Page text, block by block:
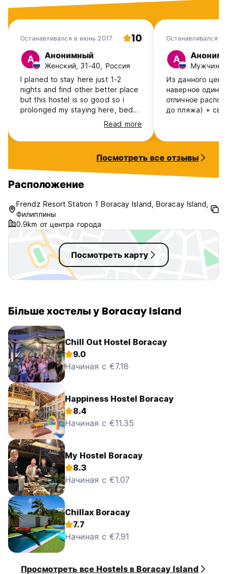
Останавливался в июнь 2017 10
А Анонимный
Женский, 31-40, Россия
I planed to stay here just 1-2
nights and find other better place
but this hostel is so good so i
prolonged my staying here, beds
are comfortable, air con rooms,
hot water in shower, clean, good
and cheap food in lobby, i like
boat trip that was organised by
staff, i will be back for sure!
Read more
Останавливался в
А
Мужчина,
Из данного
наверное один
отличное
до пляжа) +
цена=качество. Отличная
за этого
Ко мне
с 4* отелей -у
блеск - то это
приключениям-
Посмотреть все отзывы
Расположение
Frendz Resort Station 1 Boracay Island, Boracay Island,
Филиппины
0.9km от центра города
Посмотреть карту
Більше хостелы у Boracay Island
Chill Out Hostel Boracay
9.0
Начиная с €7.18
Happiness Hostel Boracay
8.4
Начиная с €11.35
My Hostel Boracay
8.3
Начиная с €1.07
Chillax Boracay
7.7
Начиная с €7.91
Просмотреть все Hostels в Boracay Island